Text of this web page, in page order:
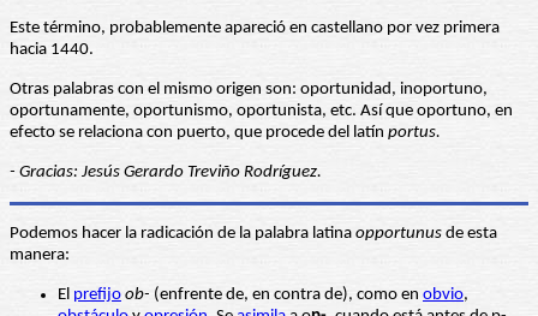
Este término, probablemente apareció en castellano por vez primera
hacia 1440.
Otras palabras con el mismo origen son: oportunidad, inoportuno,
oportunamente, oportunismo, oportunista, etc. Así que oportuno, en
efecto se relaciona con puerto, que procede del latín portus.
- Gracias: Jesús Gerardo Treviño Rodríguez.
Podemos hacer la radicación de la palabra latina opportunus de esta
manera:
El prefijo ob- (enfrente de, en contra de), como en obvio,